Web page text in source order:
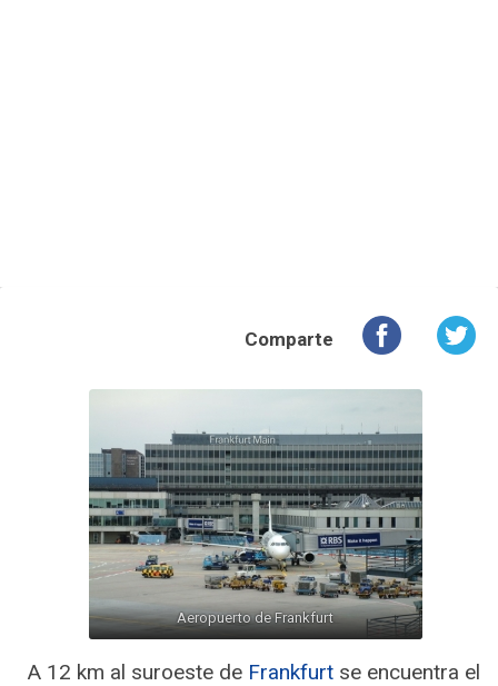
Comparte
Aeropuerto de Frankfurt
A 12 km al suroeste de Frankfurt se encuentra el